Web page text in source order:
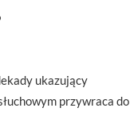
ukazujący
przywraca do